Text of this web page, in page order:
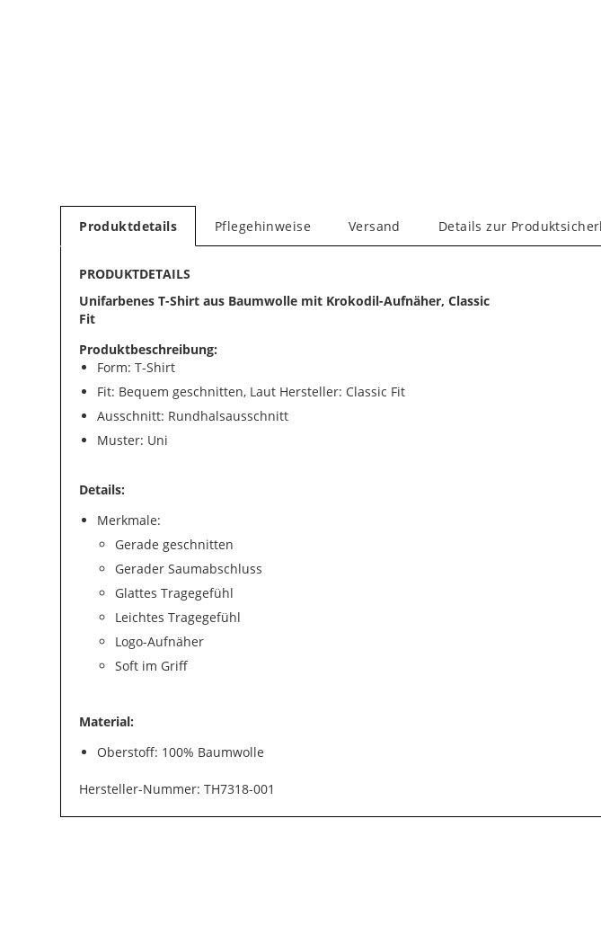
Produktdetails Pflegehinweise Versand Details zur
PRODUKTDETAILS
Unifarbenes T-Shirt aus Baumwolle mit Krokodil-Aufnäher, Classic
Fit
Produktbeschreibung:
Form: T-Shirt
Fit: Bequem geschnitten, Laut Hersteller: Classic Fit
Ausschnitt: Rundhalsausschnitt
Muster: Uni
Details:
Merkmale:
Gerade geschnitten
Gerader Saumabschluss
Glattes Tragegefühl
Leichtes Tragegefühl
Logo-Aufnäher
Soft im Griff
Material:
Oberstoff: 100% Baumwolle
Hersteller-Nummer: TH7318-001